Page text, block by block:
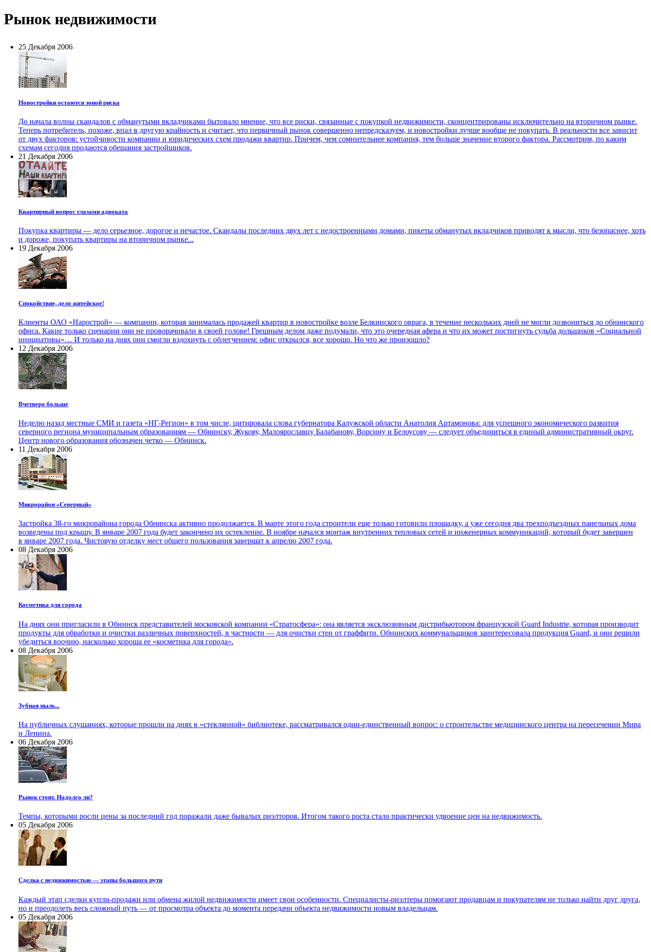
Рынок недвижимости
25 Декабря 2006
Новостройки остаются зоной риска
До начала волны скандалов с обманутыми вкладчиками бытовало мнение, что все риски, связанные с покупкой недвижимости, сконцентрированы исключительно на вторичном рынке.
Теперь потребитель, похоже, впал в другую крайность и считает, что первичный рынок совершенно непредсказуем, и новостройки лучше вообще не покупать. В реальности все зависит
от двух факторов: устойчивости компании и юридических схем продажи квартир. Причем, чем сомнительнее компания, тем больше значение второго фактора. Рассмотрим, по каким
схемам сегодня продаются обещания застройщиков.
21 Декабря 2006
Квартирный вопрос глазами адвоката
Покупка квартиры — дело серьезное, дорогое и нечастое. Скандалы последних двух лет с недостроенными домами, пикеты обманутых вкладчиков приводят к мысли, что безопаснее, хоть
и дороже, покупать квартиры на вторичном рынке...
19 Декабря 2006
Спокойствие, дело житейское!
Клиенты ОАО «Нарострой» — компании, которая занималась продажей квартир в новостройке возле Белкинского оврага, в течение нескольких дней не могли дозвониться до обнинского
офиса. Какие только сценарии они не проворачивали в своей голове! Грешным делом даже подумали, что это очередная афера и что их может постигнуть судьба дольщиков «Социальной
инициативы»… И только на днях они смогли вздохнуть с облегчением: офис открылся, все хорошо. Но что же произошло?
12 Декабря 2006
Вчетверо больше
Неделю назад местные СМИ и газета «НГ-Регион» в том числе, цитировала слова губернатора Калужской области Анатолия Артамонова: для успешного экономического развития
северного региона муниципальным образованиям — Обнинску, Жукову, Малоярославцу Балабанову, Ворсину и Белоусову — следует объединиться в единый административный округ.
Центр нового образования обозначен четко — Обнинск.
11 Декабря 2006
Микрорайон «Северный»
Застройка 38-го микрорайона города Обнинска активно продолжается. В марте этого года строители еще только готовили площадку, а уже сегодня два трехподъездных панельных дома
возведены под крышу. В январе 2007 года будет закончено их остекление. В ноябре начался монтаж внутренних тепловых сетей и инженерных коммуникаций, который будет завершен
в январе 2007 года. Чистовую отделку мест общего пользования завершат к апрелю 2007 года.
08 Декабря 2006
Косметика для города
На днях они пригласили в Обнинск представителей московской компании «Стратосфера»: она является эксклюзивным дистрибьютором французской Guard Industrie, которая производит
продукты для обработки и очистки различных поверхностей, в частности — для очистки стен от граффити. Обнинских коммунальщиков заинтересовала продукция Guard, и они решили
убедиться воочию, насколько хороша ее «косметика для города».
08 Декабря 2006
Зубная пыль...
На публичных слушаниях, которые прошли на днях в «стеклянной» библиотеке, рассматривался один-единственный вопрос: о строительстве медицинского центра на пересечении Мира
и Ленина.
06 Декабря 2006
Рынок стоит. Надолго ли?
Темпы, которыми росли цены за последний год поражали даже бывалых риэлторов. Итогом такого роста стало практически удвоение цен на недвижимость.
05 Декабря 2006
Сделка с недвижимостью — этапы большого пути
Каждый этап сделки купли-продажи или обмена жилой недвижимости имеет свои особенности. Специалисты-риэлтеры помогают продавцам и покупателям не только найти друг друга,
но и преодолеть весь сложный путь — от просмотра объекта до момента передачи объекта недвижимости новым владельцам.
05 Декабря 2006